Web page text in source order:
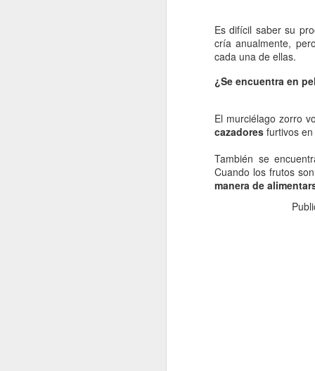
Es difícil saber su
cría anualmente,
cada una de ellas.
¿Se encuentra en
El murciélago zorro
cazadores furtivos
También se
Cuando los frutos
manera de